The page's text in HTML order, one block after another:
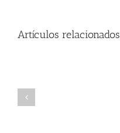
Artículos relacionados